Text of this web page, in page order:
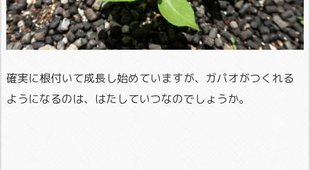
確実に根付いて成長し始めていますが、ガパオがつくれる
ようになるのは、はたしていつなのでしょうか。